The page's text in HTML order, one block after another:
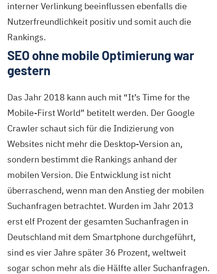
interner Verlinkung beeinflussen ebenfalls die
Nutzerfreundlichkeit positiv und somit auch die
Rankings.
SEO ohne mobile Optimierung war
gestern
Das Jahr 2018 kann auch mit “It’s Time for the
Mobile-First World” betitelt werden. Der Google
Crawler schaut sich für die Indizierung von
Websites nicht mehr die Desktop-Version an,
sondern bestimmt die Rankings anhand der
mobilen Version. Die Entwicklung ist nicht
überraschend, wenn man den Anstieg der mobilen
Suchanfragen betrachtet. Wurden im Jahr 2013
erst elf Prozent der gesamten Suchanfragen in
Deutschland mit dem Smartphone durchgeführt,
sind es vier Jahre später 36 Prozent, weltweit
sogar schon mehr als die Hälfte aller Suchanfragen.